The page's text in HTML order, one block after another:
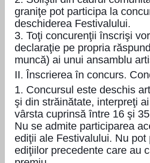
graniţe pot participa la
deschiderea Festivalului.
3. Toţi concurenţii înscrişi
declaraţie pe propria
muncă) ai unui ansamblu
II. Înscrierea în concurs.
1. Concursul este deschis
şi din străinătate, interpreţi
vârsta cuprinsă între 16 şi
Nu se admite participarea
ediţii ale Festivalului. Nu
ediţiilor precedente care au